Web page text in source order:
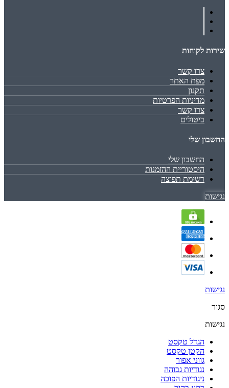
שירות לקוחות
צרו קשר
מפת האתר
תקנון
מדיניות הפרטיות
צרו קשר
ביטולים
החשבון שלי
החשבון שלי
היסטוריית ההזמנות
רשימת תפוצה
נגישות
נגישות
סגור
נגישות
הגדל טקסט
הקטן טקסט
גווני אפור
נגודיות גבוהה
ניגודיות הפוכה